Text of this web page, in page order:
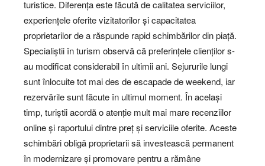
turistice. Diferența este făcută de calitatea serviciilor,
experiențele oferite vizitatorilor și capacitatea
proprietarilor de a răspunde rapid schimbărilor din piață.
Specialiștii în turism observă că preferințele clienților s-
au modificat considerabil în ultimii ani. Sejururile lungi
sunt înlocuite tot mai des de escapade de weekend, iar
rezervările sunt făcute în ultimul moment. În același
timp, turiștii acordă o atenție mult mai mare recenziilor
online și raportului dintre preț și serviciile oferite. Aceste
schimbări obligă proprietarii să investească permanent
în modernizare și promovare pentru a rămâne